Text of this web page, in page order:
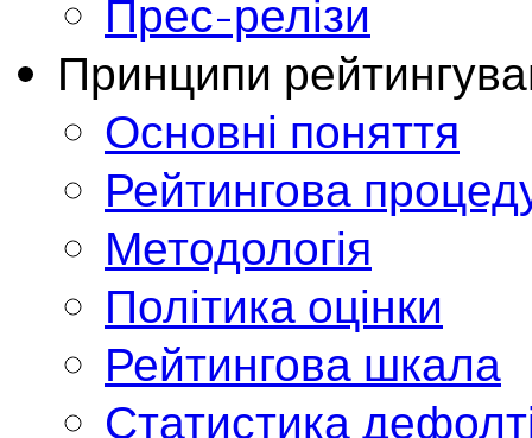
Прес-релізи
Принципи
Основні поняття
Рейтингова
Методологія
Політика оцінки
Рейтингова шкала
Статистика